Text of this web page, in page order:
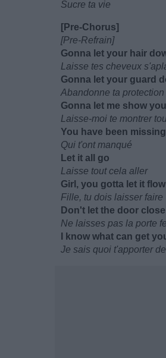
Sucre ta vie
[Pre-Chorus]
[Pre-Refrain]
Gonna let your hair
Laisse tes cheveux
Gonna let your guard
Abandonne ta protection
Gonna let me show
Laisse-moi te montrer
You have been missing
Qui t'ont manqué
Let it all go
Laisse tout cela aller
Girl, you gotta let it flow
Fille, tu dois laisser faire
Don't let the door close
Ne laisses pas la porte
I know what can get
Je sais quoi t'apporter